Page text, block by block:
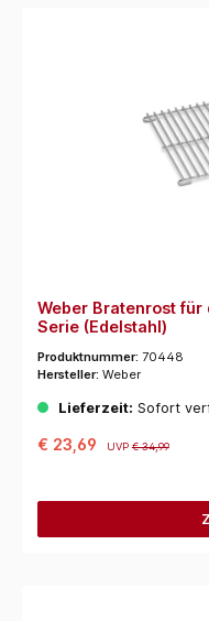
Weber Bratenrost
Serie (Edelstahl)
Produktnummer: 70448
Hersteller: Weber
Lieferzeit: Sofort
€ 23,69 UVP€ 34,99